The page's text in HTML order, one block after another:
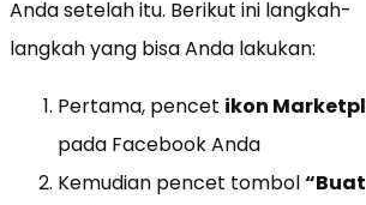
Anda setelah itu. Berikut ini langkah-
langkah yang bisa Anda lakukan:
Pertama, pencet ikon
pada Facebook Anda
Kemudian pencet tombol“Buat